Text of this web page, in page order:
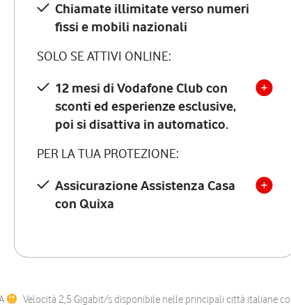
Chiamate illimitate verso numeri
fissi e mobili nazionali
SOLO SE ATTIVI ONLINE:
12 mesi di Vodafone Club con
sconti ed esperienze esclusive,
poi si disattiva in automatico.
PER LA TUA PROTEZIONE:
Assicurazione Assistenza Casa
con Quixa
. Velocità 2,5 Gigabit/s disponibile nelle principali città italiane